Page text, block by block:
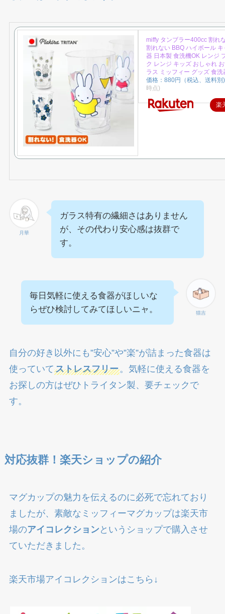
miffy タンブラー400cc 割れ
割れない BBQ ハイボール
器 日本製 食洗機OK レンジ
ク レンジ キッズ おしゃれ
ラス ミッフィー グッズ 食洗
価格：880円（税込、送料別)
時点)
楽
月華
ガラス特有の繊細さはありません
が、その代わり安心感は抜群で
す。
猫吉
毎日気軽に使える食器がほしいな
らぜひ検討してみてほしいニャ。
自分の好き以外にも”安心”や”楽”が詰まった食器は
使っていてストレスフリー。気軽に使える食器を
お探しの方はぜひトライタン製、要チェックで
す。
対応抜群！楽天ショップの紹介
マグカップの魅力を伝えるのに必死で忘れており
ましたが、素敵なミッフィーマグカップは楽天市
場のアイコレクション というショップで購入させ
ていただきました。
楽天市場アイコレクションはこちら↓